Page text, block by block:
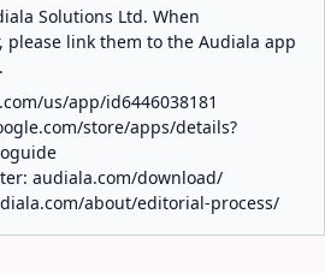
Solutions Ltd. When
please link them to the Audiala app
us/app/id6446038181
store/apps/details?
audiala.com/download/
about/editorial-process/